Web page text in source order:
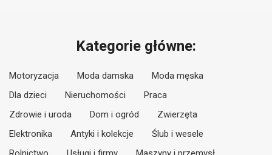
Kategorie główne:
Motoryzacja Moda damska
Moda męska
Dla dzieci
Nieruchomości
Praca
Zdrowie i uroda
Dom i ogród
Zwierzęta
Elektronika
Antyki i kolekcje
Ślub i wesele